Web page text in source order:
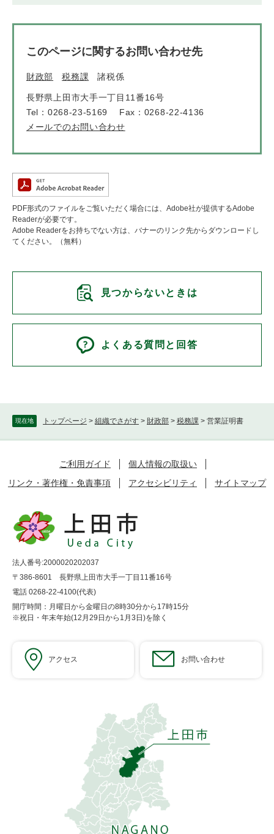
現在地 トップページ > 組織でさがす > 財政部 > 税務課 > 営業証明書
このページに関するお問い合わせ先
財政部 税務課 諸税係
長野県上田市大手一丁目11番16号
Tel：0268-23-5169
Fax：0268-22-4136
メールでのお問い合わせ
PDF形式のファイルをご覧いただく場合には、Adobe社が提供するAdobe
Readerが必要です。
Adobe Readerをお持ちでない方は、バナーのリンク先からダウンロードし
てください。（無料）
見つからないときは
よくある質問と回答
ご利用ガイド
個人情報の取扱い
リンク・著作権・免責事項
アクセシビリティ サイトマップ
法人番号:2000020202037
〒386-8601 長野県上田市大手一丁目11番16号
電話 0268-22-4100(代表)
開庁時間：月曜日から金曜日の8時30分から17時15分
※祝日・年末年始(12月29日から1月3日)を除く
アクセス お問い合わせ